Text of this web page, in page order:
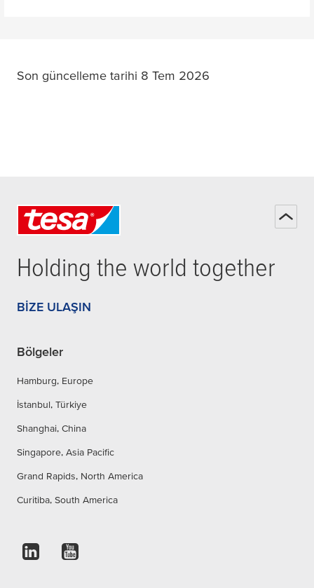
Son güncelleme tarihi 8 Tem 2026
Holding the world together
BIZE ULAŞIN
Bölgeler
Hamburg, Europe
İstanbul, Türkiye
Shanghai, China
Singapore, Asia Pacific
Grand Rapids, North America
Curitiba, South America